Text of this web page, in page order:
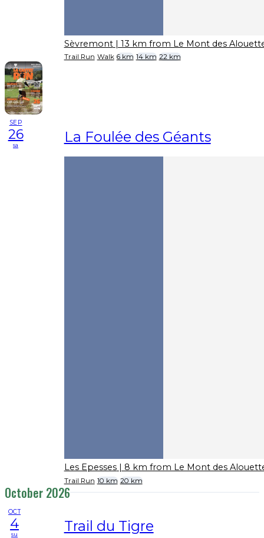
Sèvremont | 13 km from Le Mont des
Trail Run Walk 6 km 14 km 22 km
SEP
26
sa La Foulée des Géants
Les Epesses | 8 km from Le Mont des
Trail Run 10 km 20 km
October 2026
OCT
4
su Trail du Tigre